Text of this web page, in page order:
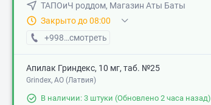
ТАПОиЧ роддом, Магазин Аты Баты
Закрыто до 08:00
+998 (90) XXX-XX-XX
смотреть
Апилак Гриндекс, 10 мг, таб. №25
Grindex, АО (Латвия)
В наличии: 3 штуки (Обновлено 2 часа назад)